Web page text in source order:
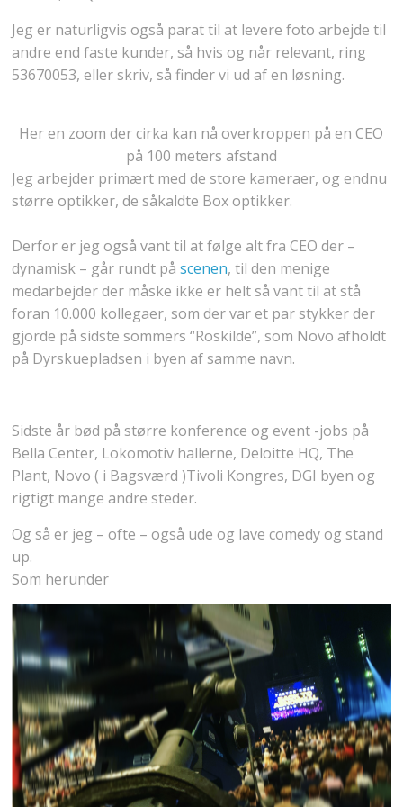
Jeg er naturligvis også parat til at levere foto arbejde til
andre end faste kunder, så hvis og når relevant, ring
53670053, eller skriv, så finder vi ud af en løsning.
Her en zoom der cirka kan nå overkroppen på en CEO
på 100 meters afstand
Jeg arbejder primært med de store kameraer, og endnu
større optikker, de såkaldte Box optikker.
Derfor er jeg også vant til at følge alt fra CEO der –
dynamisk – går rundt påscenen, til den menige
medarbejder der måske ikke er helt så vant til at stå
foran 10.000 kollegaer, som der var et par stykker der
gjorde på sidste sommers “Roskilde”, som Novo afholdt
på Dyrskuepladsen i byen af samme navn.
Sidste år bød på større konference og event -jobs på
Bella Center, Lokomotiv hallerne, Deloitte HQ, The
Plant, Novo ( i Bagsværd )Tivoli Kongres, DGI byen og
rigtigt mange andre steder.
Og så er jeg – ofte – også ude og lave comedy og stand
up.
Som herunder